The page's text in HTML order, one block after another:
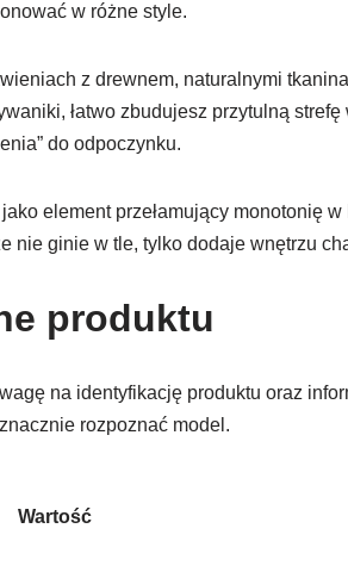
w różne style.
z drewnem, naturalnymi
łatwo zbudujesz przytulną
do odpoczynku.
element przełamujący monotonię
nie ginie w tle, tylko dodaje wnętrzu
produktu
na identyfikację produktu oraz
rozpoznać model.
Wartość